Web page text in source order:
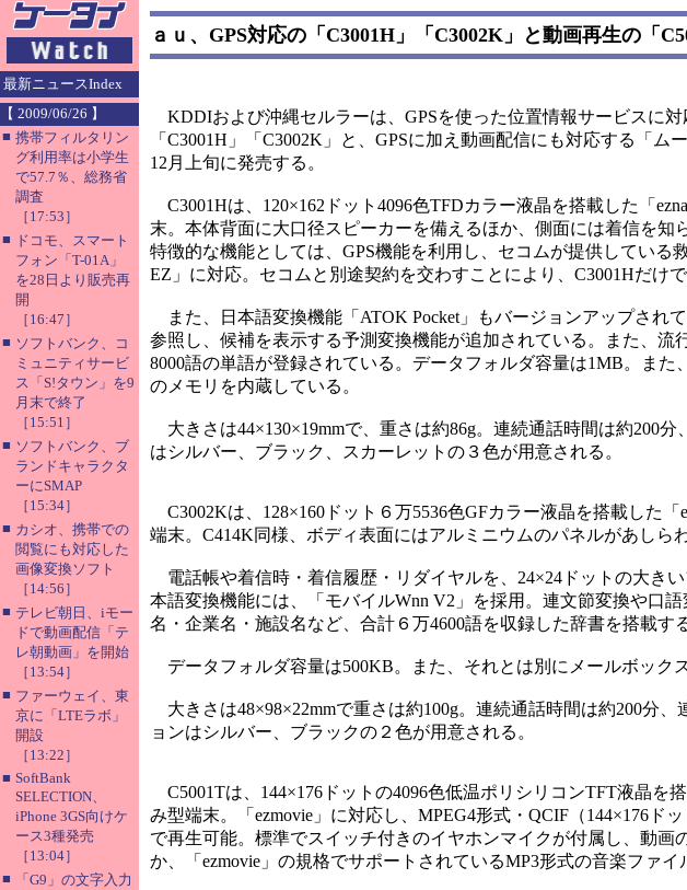
最新ニュースIndex
【 2009/06/26 】
■ 携帯フィルタリン
グ利用率は小学生
で57.7％、総務省
調査
［17:53］
■ ドコモ、スマート
フォン「T-01A」
を28日より販売再
開
［16:47］
■ ソフトバンク、コ
ミュニティサービ
ス「S!タウン」を9
月末で終了
［15:51］
■ ソフトバンク、ブ
ランドキャラクタ
ーにSMAP
［15:34］
■ カシオ、携帯での
閲覧にも対応した
画像変換ソフト
［14:56］
■ テレビ朝日、iモー
ドで動画配信「テ
レ朝動画」を開始
［13:54］
■ ファーウェイ、東
京に「LTEラボ」
開設
［13:22］
■ SoftBank
SELECTION、
iPhone 3GS向けケ
ース3種発売
［13:04］
■
「G9」の文字入力
ａｕ、GPS対応の「C3001H」「C3002K」と動画再生の「
KDDIおよび沖縄セルラーは、GPSを使った位置情報サービスに
「C3001H」「C3002K」と、GPSに加え動画配信にも対応する「ム
12月上旬に発売する。
C3001Hは、120×162ドット4096色TFDカラー液晶を搭載した「
末。本体背面に大口径スピーカーを備えるほか、側面には着信を知
特徴的な機能としては、GPS機能を利用し、セコムが提供している
EZ」に対応。セコムと別途契約を交わすことにより、C3001Hだけ
また、日本語変換機能「ATOK Pocket」もバージョンアップされ
参照し、候補を表示する予測変換機能が追加されている。また、流
8000語の単語が登録されている。データフォルダ容量は1MB。ま
のメモリを内蔵している。
大きさは44×130×19mmで、重さは約86g。連続通話時間は約200
はシルバー、ブラック、スカーレットの３色が用意される。
C3002Kは、128×160ドット６万5536色GFカラー液晶を搭載した「
端末。C414K同様、ボディ表面にはアルミニウムのパネルがあしら
電話帳や着信時・着信履歴・リダイヤルを、24×24ドットの大き
本語変換機能には、「モバイルWnn V2」を採用。連文節変換や口
名・企業名・施設名など、合計６万4600語を収録した辞書を搭載する
データフォルダ容量は500KB。また、それとは別にメールボック
大きさは48×98×22mmで重さは約100g。連続通話時間は約200分
ョンはシルバー、ブラックの２色が用意される。
C5001Tは、144×176ドットの4096色低温ポリシリコンTFT液晶を
み型端末。「ezmovie」に対応し、MPEG4形式・QCIF（144×176ド
で再生可能。標準でスイッチ付きのイヤホンマイクが付属し、動画
か、「ezmovie」の規格でサポートされているMP3形式の音楽ファイ